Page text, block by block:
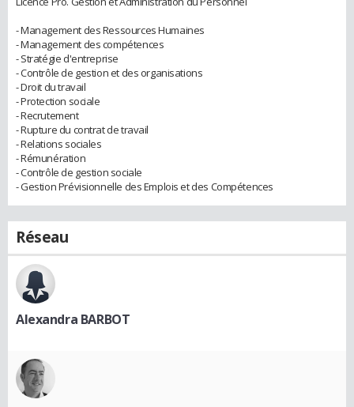
- Management des Ressources Humaines
- Management des compétences
- Stratégie d'entreprise
- Contrôle de gestion et des organisations
- Droit du travail
- Protection sociale
- Recrutement
- Rupture du contrat de travail
- Relations sociales
- Rémunération
- Contrôle de gestion sociale
- Gestion Prévisionnelle des Emplois et des Compétences
Réseau
Alexandra BARBOT